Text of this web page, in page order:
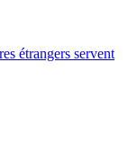
étrangers servent